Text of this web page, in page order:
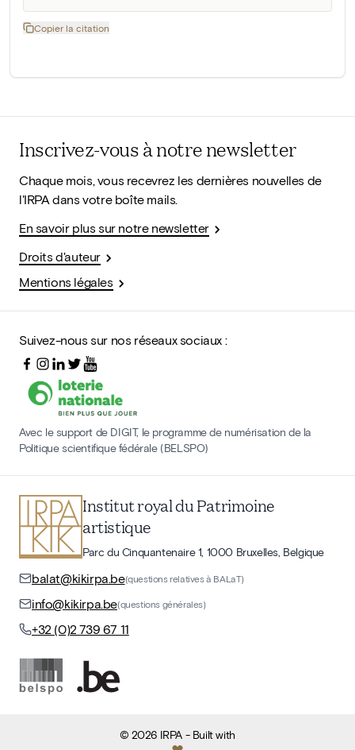
Copier la citation
Inscrivez-vous à notre newsletter
Chaque mois, vous recevrez les dernières nouvelles de
l'IRPA dans votre boîte mails.
En savoir plus sur notre newsletter
Droits d'auteur
Mentions légales
Suivez-nous sur nos réseaux sociaux :
Avec le support de DIGIT, le programme de numérisation de la
Politique scientifique fédérale (BELSPO)
Institut royal du Patrimoine
artistique
Parc du Cinquantenaire 1, 1000 Bruxelles, Belgique
balat@kikirpa.be(questions relatives à BALaT)
info@kikirpa.be(questions générales)
+32 (0)2 739 67 11
©2026 IRPA- Built with